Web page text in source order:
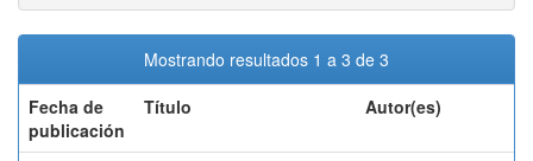
Mostrando resultados 1 a 3 de 3
Fecha de
publicación
Título Autor(es)